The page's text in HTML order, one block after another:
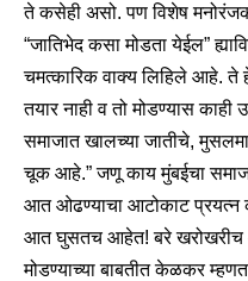
ते कसेही असो. पण विशेष
“जातिभेद कसा मोडता येईल”
चमत्कारिक वाक्य लिहिले आहे. ते
तयार नाही व तो मोडण्यास काही
समाजात खालच्या जातीचे,
चूक आहे.” जणू काय मुंबईचा समाज
आत ओढण्याचा आटोकाट प्रयत्न
आत घुसतच आहेत! बरे खरोखरीच
मोडण्याच्या बाबतीत केळकर